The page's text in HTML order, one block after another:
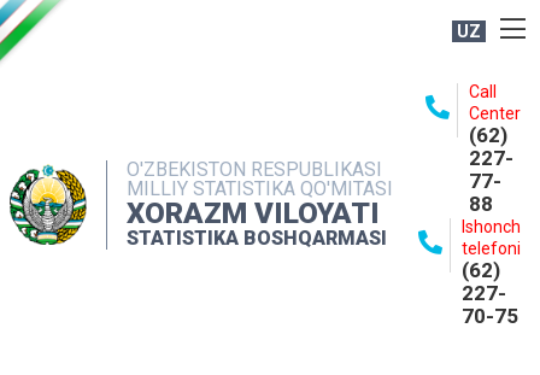
UZ
O'ZBEKISTON RESPUBLIKASI
MILLIY STATISTIKA QO'MITASI
XORAZM VILOYATI
STATISTIKA BOSHQARMASI
Call
Center
(62)
227-
77-
88
Ishonch
telefoni
(62)
227-
70-75
NASHRLAR
INTERAKTIV XIZMATLAR
MATBUOT XIZMATI